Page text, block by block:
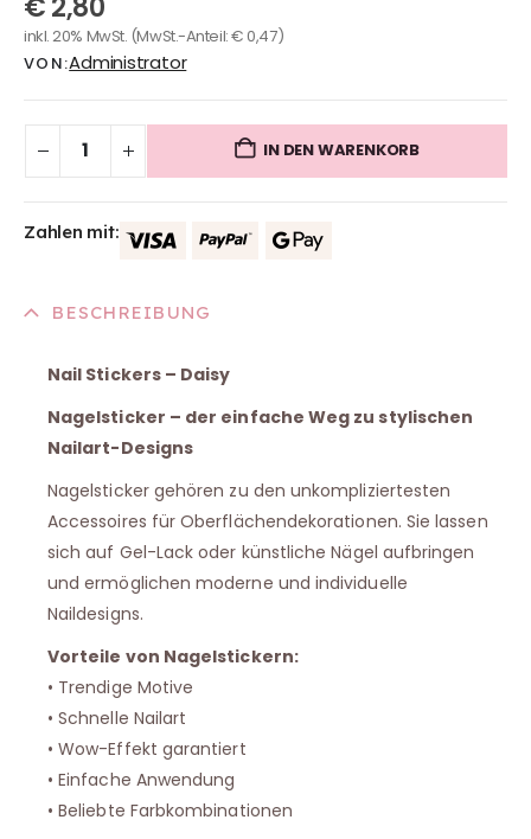
€2,80
inkl. 20% MwSt. (MwSt.-Anteil:€ 0,47)
VON:Administrator
IN DEN WARENKORB
Zahlen mit:
BESCHREIBUNG
Nail Stickers – Daisy
Nagelsticker – der einfache Weg zu stylischen
Nailart-Designs
Nagelsticker gehören zu den unkompliziertesten
Accessoires für Oberflächendekorationen. Sie lassen
sich auf Gel-Lack oder künstliche Nägel aufbringen
und ermöglichen moderne und individuelle
Naildesigns.
Vorteile von Nagelstickern:
• Trendige Motive
• Schnelle Nailart
• Wow-Effekt garantiert
• Einfache Anwendung
• Beliebte Farbkombinationen